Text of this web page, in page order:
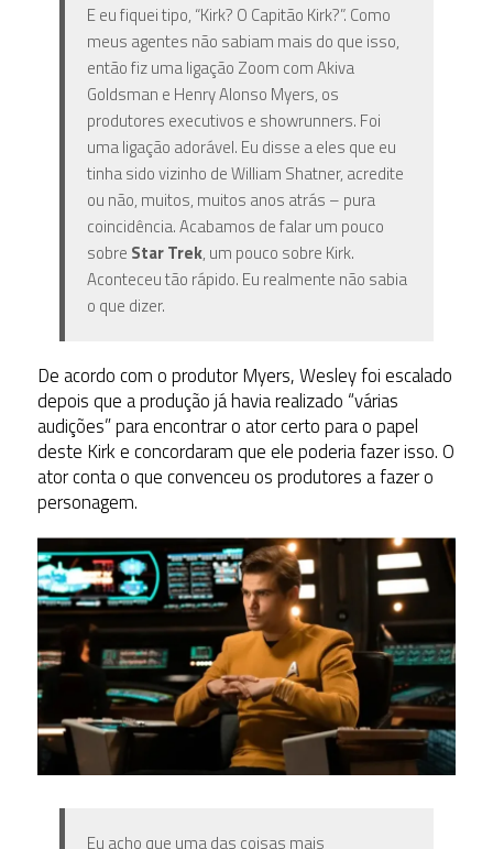
E eu fiquei tipo, “Kirk? O Capitão Kirk?”. Como
meus agentes não sabiam mais do que isso,
então fiz uma ligação Zoom com Akiva
Goldsman e Henry Alonso Myers, os
produtores executivos e showrunners. Foi
uma ligação adorável. Eu disse a eles que eu
tinha sido vizinho de William Shatner, acredite
ou não, muitos, muitos anos atrás – pura
coincidência. Acabamos de falar um pouco
sobre Star Trek, um pouco sobre Kirk.
Aconteceu tão rápido. Eu realmente não sabia
o que dizer.
De acordo com o produtor Myers, Wesley foi escalado
depois que a produção já havia realizado “várias
audições” para encontrar o ator certo para o papel
deste Kirk e concordaram que ele poderia fazer isso. O
ator conta o que convenceu os produtores a fazer o
personagem.
Eu acho que uma das coisas mais